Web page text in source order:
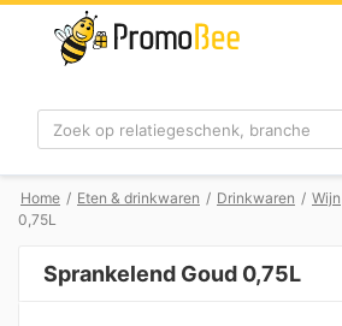
Zoek
Home / Eten & drinkwaren / Drinkwaren / Wijn
0,75L
Sprankelend Goud 0,75L